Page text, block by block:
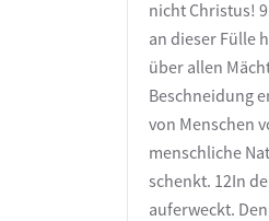
nicht Christus!
an dieser Fülle
über allen
Beschneidung
von Menschen
menschliche
schenkt. 12In
auferweckt.